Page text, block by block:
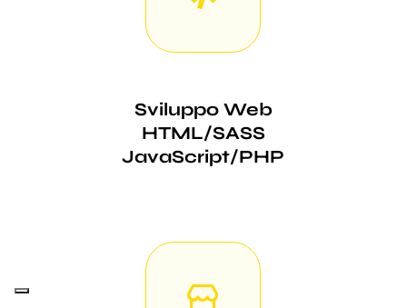
Sviluppo Web
HTML/SASS
JavaScript/PHP